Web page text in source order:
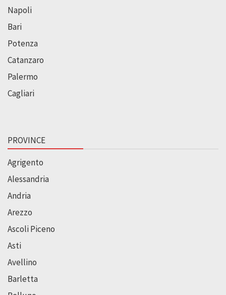
Napoli
Bari
Potenza
Catanzaro
Palermo
Cagliari
PROVINCE
Agrigento
Alessandria
Andria
Arezzo
Ascoli Piceno
Asti
Avellino
Barletta